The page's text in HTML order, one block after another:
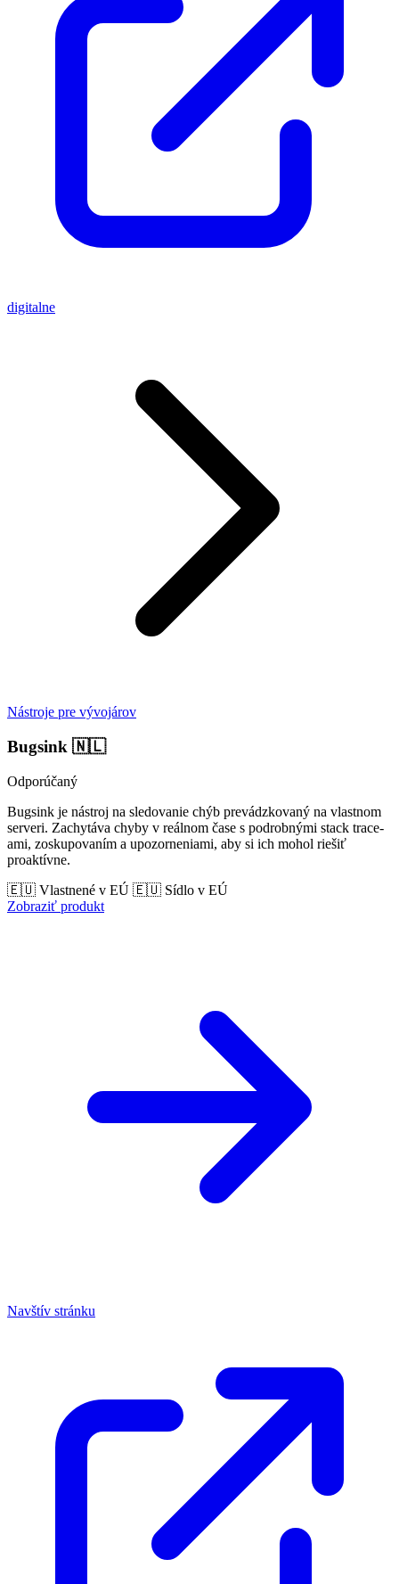
digitalne
Nástroje pre vývojárov
Bugsink 🇳🇱
Odporúčaný
Bugsink je nástroj na sledovanie chýb prevádzkovaný na vlastnom
serveri. Zachytáva chyby v reálnom čase s podrobnými stack trace-
ami, zoskupovaním a upozorneniami, aby si ich mohol riešiť
proaktívne.
🇪🇺 Vlastnené v EÚ 🇪🇺 Sídlo v EÚ
Zobraziť produkt
Navštív stránku